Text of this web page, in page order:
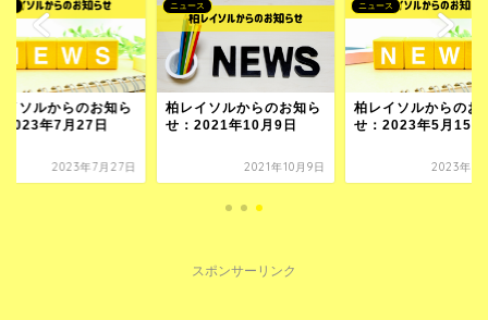
イソルからのお知ら
2023年7月27日
2023年7月27日
ニュース
柏レイソルからのお知ら
せ：2021年10月9日
2021年10月9日
ニュース
柏レイソルからのお
せ：2023年5月15日
2023年5
スポンサーリンク